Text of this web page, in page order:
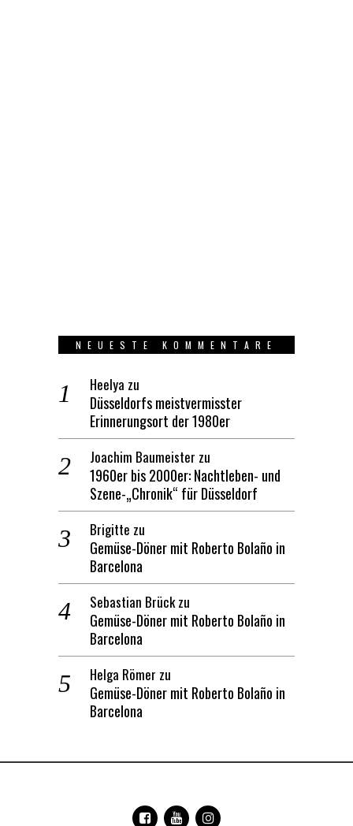
NEUESTE KOMMENTARE
Heelya zu
Düsseldorfs meistvermisster
Erinnerungsort der 1980er
Joachim Baumeister zu
1960er bis 2000er: Nachtleben- und
Szene-„Chronik“ für Düsseldorf
Brigitte zu
Gemüse-Döner mit Roberto Bolaño in
Barcelona
Sebastian Brückzu
Gemüse-Döner mit Roberto Bolaño in
Barcelona
Helga Römer zu
Gemüse-Döner mit Roberto Bolaño in
Barcelona